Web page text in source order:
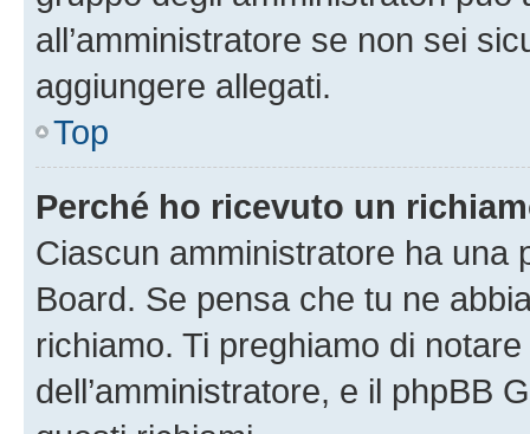
all’amministratore se non sei
aggiungere allegati.
Top
Perché ho ricevuto un
Ciascun amministratore ha una
Board. Se pensa che tu ne
richiamo. Ti preghiamo di
dell’amministratore, e il phpBB